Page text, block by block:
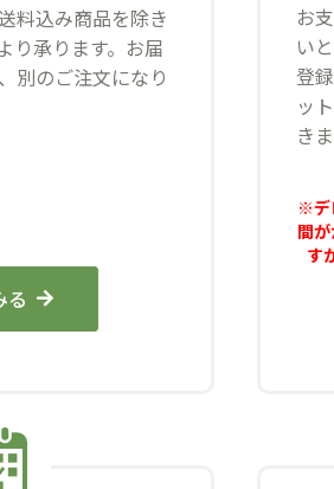
料込み商品を除き
り承ります。お届
別のご注文になり
る
お
い
登
ッ
き
※デ
間
す